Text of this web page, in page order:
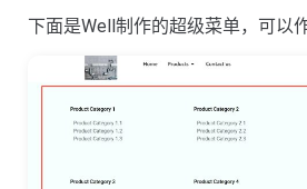
下面是Well制作的超级菜单，可以